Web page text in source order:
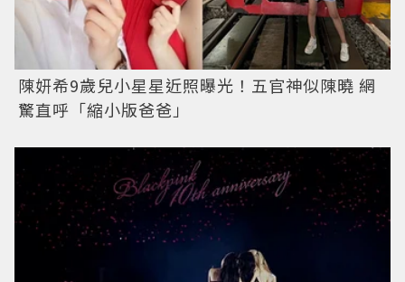
陳妍希9歲兒小星星近照曝光！五官神似陳曉 網
驚直呼「縮小版爸爸」